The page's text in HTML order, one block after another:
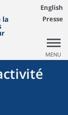
English
Presse
MENU